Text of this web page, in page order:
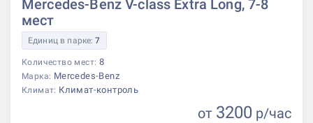
Mercedes-Benz V-class Extra Long, 7-8
мест
Единиц в парке:7
Количество мест: 8
Марка: Mercedes-Benz
Климат: Климат-контроль
от 3200 р/час